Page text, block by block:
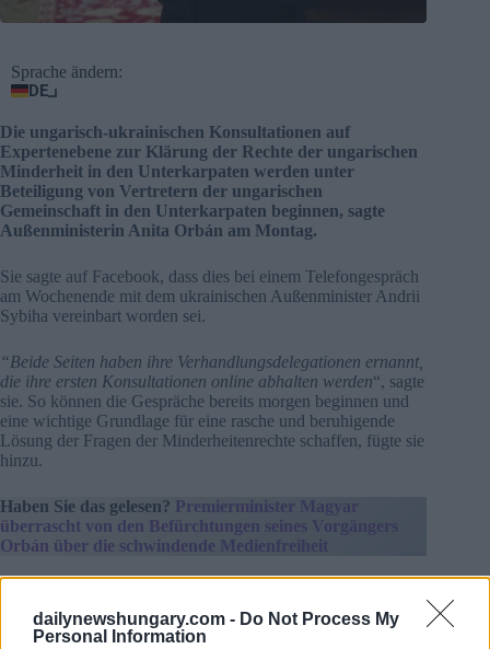
dailynewshungary.com - Do Not Process My
Personal Information
Sprache ändern:
DE
Die ungarisch-ukrainischen Konsultationen auf
Expertenebene zur Klärung der Rechte der ungarischen
Minderheit in den Unterkarpaten werden unter
Beteiligung von Vertretern der ungarischen
Gemeinschaft in den Unterkarpaten beginnen, sagte
Außenministerin Anita Orbán am Montag.
Sie sagte auf Facebook, dass dies bei einem Telefongespräch
am Wochenende mit dem ukrainischen Außenminister Andrii
Sybiha vereinbart worden sei.
“Beide Seiten haben ihre Verhandlungsdelegationen ernannt,
die ihre ersten Konsultationen online abhalten werden“, sagte
sie. So können die Gespräche bereits morgen beginnen und
eine wichtige Grundlage für eine rasche und beruhigende
Lösung der Fragen der Minderheitenrechte schaffen, fügte sie
hinzu.
Haben Sie das gelesen? Premierminister Magyar
überrascht von den Befürchtungen seines Vorgängers
Orbán über die schwindende Medienfreiheit